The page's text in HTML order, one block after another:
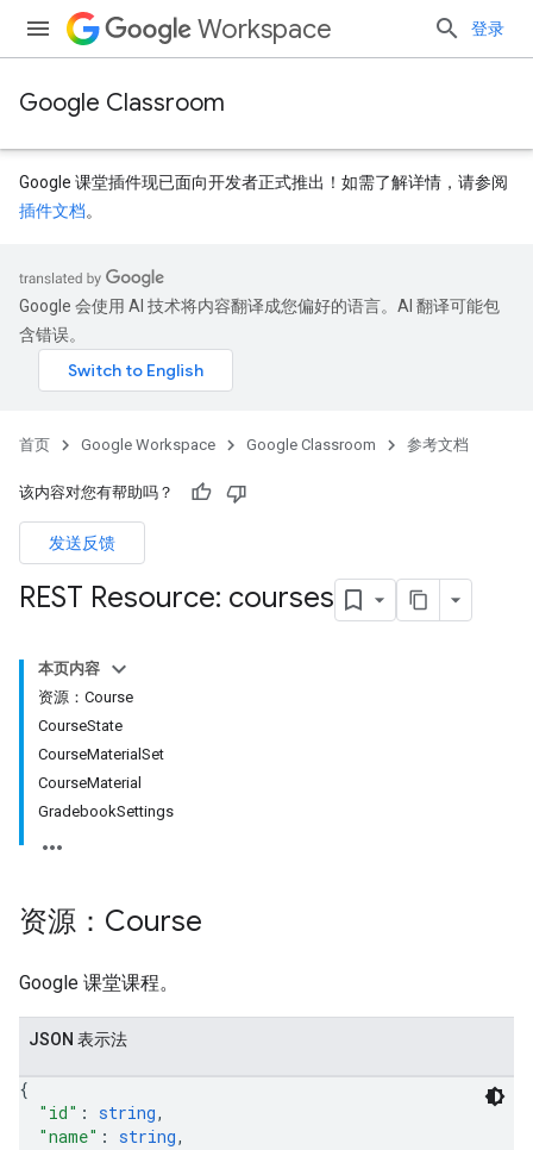
Workspace 登录
Google Classroom
Google 课堂插件现已面向开发者正式推出！如需了解详情，请参阅
插件文档。
Google 会使用 AI 技术将内容翻译成您偏好的语言。AI 翻译可能包
含错误。
首页 Google Workspace Google Classroom 参考文档
该内容对您有帮助吗？
发送反馈
REST Resource: courses
本页内容
资源：Course
CourseState
CourseMaterialSet
CourseMaterial
GradebookSettings
资源：Course
Google 课堂课程。
JSON 表示法
{
"id" : string,
"name" : string,